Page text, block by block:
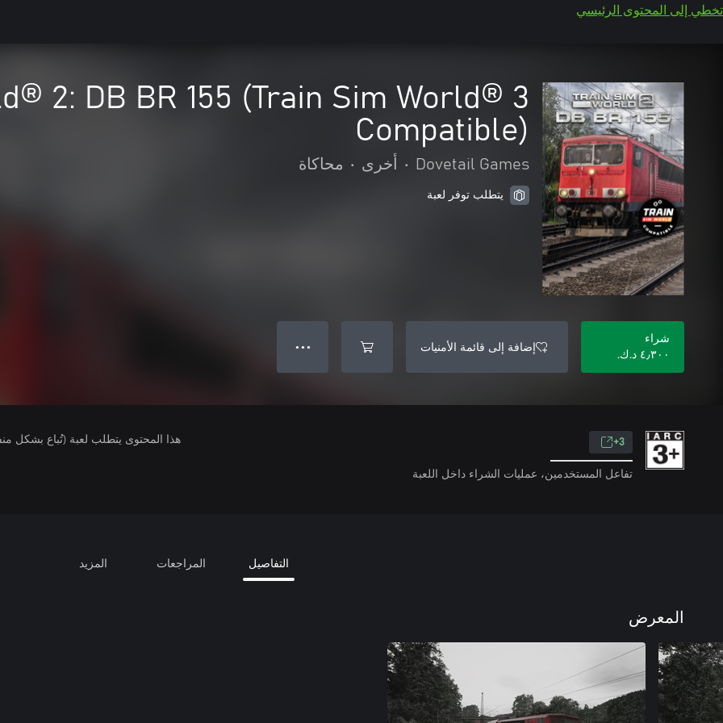
تخطي إلى المحتوى الرئيسي
2: DB BR 155 (Train Sim World® 3
Compatible)
Dovetail Games
• أخرى • محاكاة
يتطلب توفر لعبة
شراء
٤٫٣٠٠ د.ك.‏
إضافة إلى قائمة الأمنيات ● ● ●
3+
تفاعل المستخدمين، عمليات الشراء داخل اللعبة
هذا المحتوى يتطلب لعبة (تُباع بشكل
التفاصيل المراجعات المزيد
المعرض